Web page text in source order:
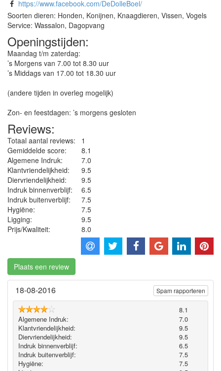
https://www.facebook.com/DeDolleBoel/
Soorten dieren: Honden, Konijnen, Knaagdieren, Vissen, Vogels
Service: Wassalon, Dagopvang
Openingstijden:
Maandag t/m zaterdag:
’s Morgens van 7.00 tot 8.30 uur
’s Middags van 17.00 tot 18.30 uur
(andere tijden in overleg mogelijk)
Zon- en feestdagen: ’s morgens gesloten
Reviews:
Totaal aantal reviews:
1
Gemiddelde score:
8.1
Algemene Indruk:
7.0
Klantvriendelijkheid:
9.5
Diervriendelijkheid:
9.5
Indruk binnenverblijf:
6.5
Indruk buitenverblijf:
7.5
Hygiëne‎:
7.5
Ligging:
9.5
Prijs/Kwaliteit:
8.0
Plaats een review
18-08-2016
8.1
Algemene Indruk:
7.0
Klantvriendelijkheid:
9.5
Diervriendelijkheid:
9.5
Indruk binnenverblijf:
6.5
Indruk buitenverblijf:
7.5
Hygiëne‎:
7.5
Spam rapporteren